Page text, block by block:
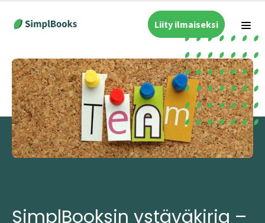
Liity ilmaiseksi
SimplBooksin ystäväkirja –